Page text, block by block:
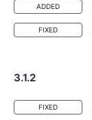
ADDED
FIXED
3.1.2
FIXED